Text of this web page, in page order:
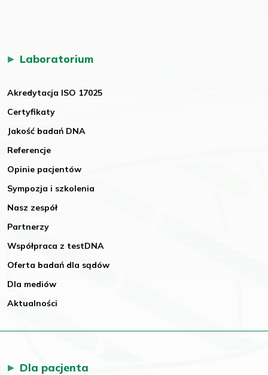
Laboratorium
Akredytacja ISO 17025
Certyfikaty
Jakość badań DNA
Referencje
Opinie pacjentów
Sympozja i szkolenia
Nasz zespół
Partnerzy
Współpraca z testDNA
Oferta badań dla sądów
Dla mediów
Aktualności
Dla pacjenta